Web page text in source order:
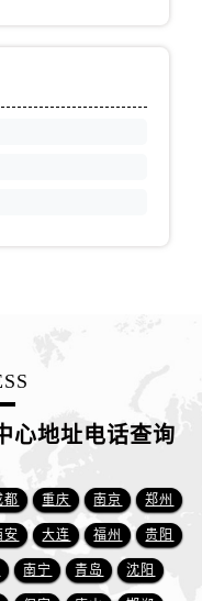
福建省南平市建阳区人民西路万国售后服务中心（需提前预约）
江苏省扬州市邗江区国展路29号星耀天地写字楼1号楼18层1803室万国售后服务中心（需提前预约）
江西省抚州市临川区赣东大道万国售后服务中心（需提前预约）
江西省赣州市章贡区文清路万国售后服务中心（需提前预约）
江西省吉安市吉州区井冈山大道万国售后服务中心（需提前预约）
心地址电话查询
都 重庆 南京 郑州
安 大连 福州 贵阳
南宁 青岛 沈阳